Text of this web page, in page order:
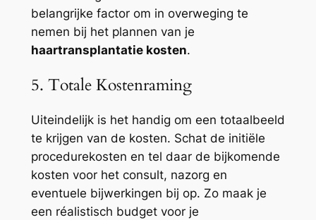
belangrijke factor om in overweging te
nemen bij het plannen van je
haartransplantatie kosten.
5. Totale Kostenraming
Uiteindelijk is het handig om een totaalbeeld
te krijgen van de kosten. Schat de initiële
procedurekosten en tel daar de bijkomende
kosten voor het consult, nazorg en
eventuele bijwerkingen bij op. Zo maak je
een réalistisch budget voor je